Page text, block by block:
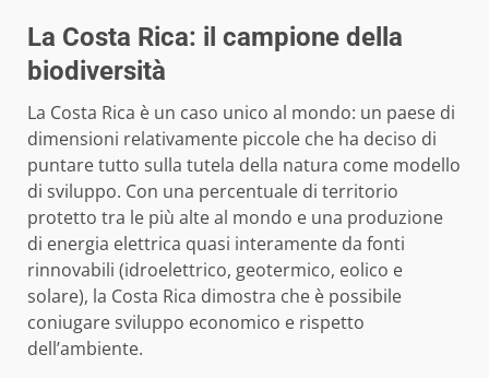
La Costa Rica: il campione della
biodiversità
La Costa Rica è un caso unico al mondo: un paese di
dimensioni relativamente piccole che ha deciso di
puntare tutto sulla tutela della natura come modello
di sviluppo. Con una percentuale di territorio
protetto tra le più alte al mondo e una produzione
di energia elettrica quasi interamente da fonti
rinnovabili (idroelettrico, geotermico, eolico e
solare), la Costa Rica dimostra che è possibile
coniugare sviluppo economico e rispetto
dell’ambiente.